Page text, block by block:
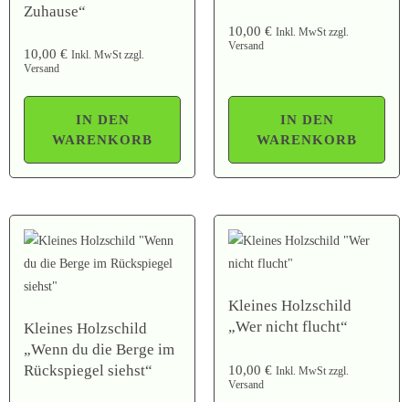
Zuhause“
10,00 € Inkl. MwSt zzgl.
Versand
IN DEN
WARENKORB
10,00 € Inkl. MwSt zzgl.
Versand
IN DEN
WARENKORB
Kleines Holzschild
„Wenn du die Berge im
Rückspiegel siehst“
Kleines Holzschild
„Wer nicht flucht“
10,00 € Inkl. MwSt zzgl.
Versand